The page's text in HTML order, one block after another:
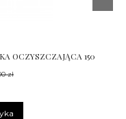
OCZYSZCZAJĄCA 150
zł